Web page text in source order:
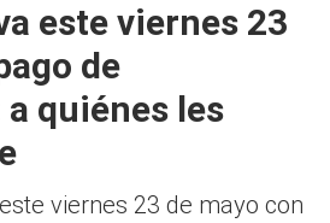
este viernes 23
de
quiénes les
viernes 23 de mayo con